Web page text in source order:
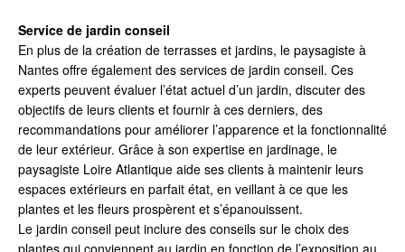
Service de jardin conseil
En plus de la création de terrasses et jardins, le paysagiste à
Nantes offre également des services de jardin conseil. Ces
experts peuvent évaluer l’état actuel d’un jardin, discuter des
objectifs de leurs clients et fournir à ces derniers, des
recommandations pour améliorer l’apparence et la fonctionnalité
de leur extérieur. Grâce à son expertise en jardinage, le
paysagiste Loire Atlantique aide ses clients à maintenir leurs
espaces extérieurs en parfait état, en veillant à ce que les
plantes et les fleurs prospèrent et s’épanouissent.
Le jardin conseil peut inclure des conseils sur le choix des
plantes qui conviennent au jardin en fonction de l’exposition au